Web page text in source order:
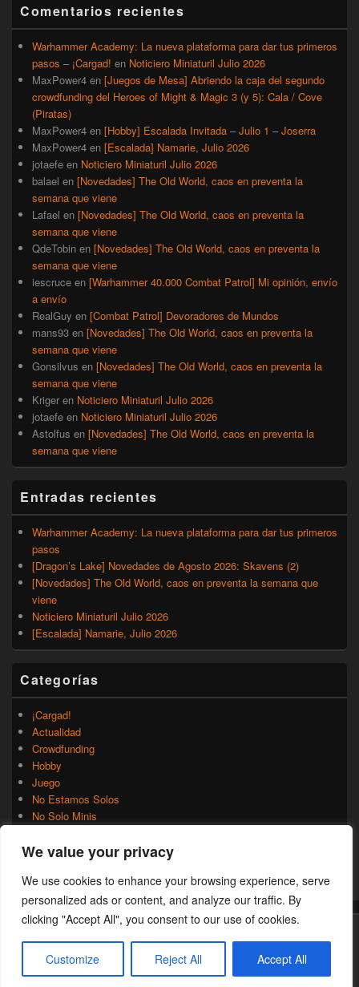
We value your privacy
We use cookies to enhance your browsing experience, serve
personalized ads or content, and analyze our traffic. By
clicking "Accept All", you consent to our use of cookies.
Customize Reject All Accept All
lateral
primaria
Comentarios recientes
Warhammer Academy: La nueva plataforma para dar tus primeros
pasos – ¡Cargad! en Noticiero Miniaturil Julio 2026
MaxPower4 en [Juegos de Mesa] Abriendo la caja del segundo
crowdfunding del Heroes of Might & Magic 3 (y 5): Cala / Cove
(Piratas)
MaxPower4 en [Hobby] Escalada Invitada – Julio 1 – Joserra
MaxPower4 en [Escalada] Namarie, Julio 2026
jotaefe en Noticiero Miniaturil Julio 2026
balael en [Novedades] The Old World, caos en preventa la
semana que viene
Lafael en [Novedades] The Old World, caos en preventa la
semana que viene
QdeTobin en [Novedades] The Old World, caos en preventa la
semana que viene
iescruce en [Warhammer 40.000 Combat Patrol] Mi opinión, envío
a envío
RealGuy en [Combat Patrol] Devoradores de Mundos
mans93 en [Novedades] The Old World, caos en preventa la
semana que viene
Gonsilvus en [Novedades] The Old World, caos en preventa la
semana que viene
Kriger en Noticiero Miniaturil Julio 2026
jotaefe en Noticiero Miniaturil Julio 2026
Astolfus en [Novedades] The Old World, caos en preventa la
semana que viene
Entradas recientes
Warhammer Academy: La nueva plataforma para dar tus primeros
pasos
[Dragon’s Lake] Novedades de Agosto 2026: Skavens (2)
[Novedades] The Old World, caos en preventa la semana que
viene
Noticiero Miniaturil Julio 2026
[Escalada] Namarie, Julio 2026
Categorías
¡Cargad!
Actualidad
Crowdfunding
Hobby
Juego
No Estamos Solos
No Solo Minis
Rumores
Uncategorized
¡Cargad!
. Todos los Derechos Reservados.